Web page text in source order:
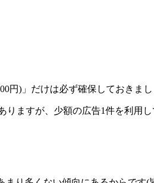
円)」だけは必ず確保しておきまし
りますが、 少額の広告1件を利用